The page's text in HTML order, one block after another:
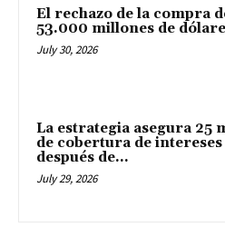
El rechazo de la compra
53.000 millones de
July 30, 2026
La estrategia asegura 25
de cobertura de intereses
después de...
July 29, 2026